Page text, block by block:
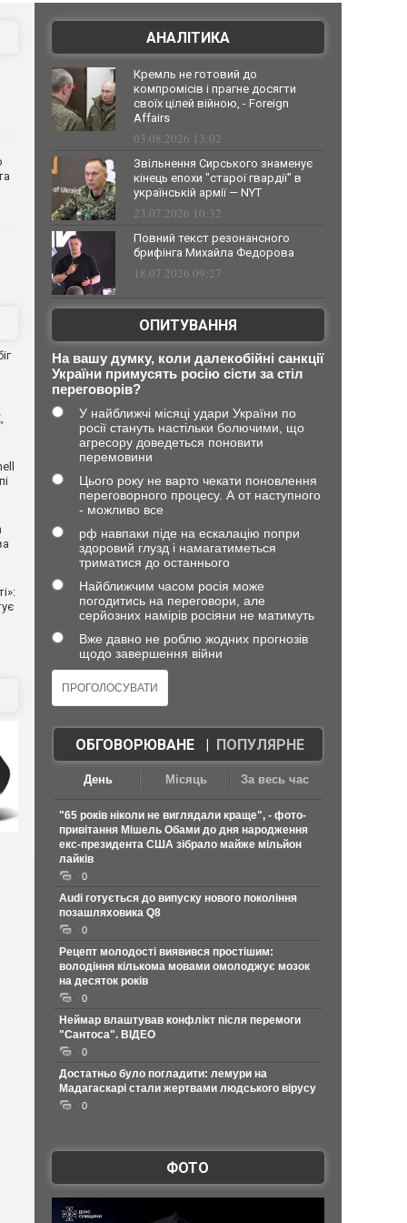
АНАЛІТИКА
Кремль не готовий до
компромісів і прагне досягти
своїх цілей війною, - Foreign
Affairs
03.08.2026 13:02
Звільнення Сирського знаменує
кінець епохи "старої гвардії" в
українській армії — NYT
23.07.2026 10:32
Повний текст резонансного
брифінга Михайла Федорова
18.07.2026 09:27
ОПИТУВАННЯ
На вашу думку, коли далекобійні санкції
України примусять росію сісти за стіл
переговорів?
У найближчі місяці удари України по
росії стануть настільки болючими, що
агресору доведеться поновити
перемовини
Цього року не варто чекати поновлення
переговорного процесу. А от наступного
- можливо все
рф навпаки піде на ескалацію попри
здоровий глузд і намагатиметься
триматися до останнього
Найближчим часом росія може
погодитись на переговори, але
серйозних намірів росіяни не матимуть
Вже давно не роблю жодних прогнозів
щодо завершення війни
ОБГОВОРЮВАНЕ| ПОПУЛЯРНЕ
День Місяць За весь час
"65 років ніколи не виглядали краще", - фото-
привітання Мішель Обами до дня народження
екс-президента США зібрало майже мільйон
лайків
0
Audi готується до випуску нового покоління
позашляховика Q8
0
Рецепт молодості виявився простішим:
володіння кількома мовами омолоджує мозок
на десяток років
0
Неймар влаштував конфлікт після перемоги
"Сантоса". ВІДЕО
0
Достатньо було погладити: лемури на
Мадагаскарі стали жертвами людського вірусу
0
ФОТО